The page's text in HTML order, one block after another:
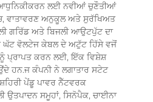
ਲਈ ਨਵੀਆਂ ਚੁਣੌਤੀਆਂ
ਵਾਤਾਵਰਣ ਅਨੁਕੂਲ ਅਤੇ ਸੁਰੱਖਿਅਤ
ਗਰਿੱਡ ਅਤੇ ਬਿਜਲੀ ਆਉਟਪੁੱਟ ਦਾ
ਘੱਟ ਵੋਲਟੇਜ ਕੇਬਲ ਦੇ ਅਟੁੱਟ ਹਿੱਸੇ ਵਜੋਂ
ਪ੍ਰਾਪਤ ਕਰਨ ਲਈ, ਇੱਕ ਵਿਸ਼ੇਸ਼
ਹਨ.ਜ ਕੰਪਨੀ ਨੇ ਲਗਾਤਾਰ ਸਟੇਟ
ਪੇਂਡੂ ਪਾਵਰ ਨੈੱਟਵਰਕ
ਉਤਪਾਦਨ ਸਮੂਹਾਂ, ਸਿਨੋਪੈਕ, ਚਾਈਨਾ